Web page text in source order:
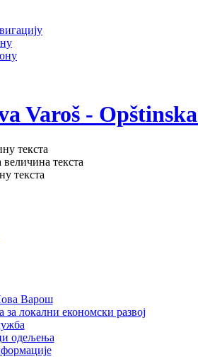
Varoš -
Варош
за локални економски развој
одељења